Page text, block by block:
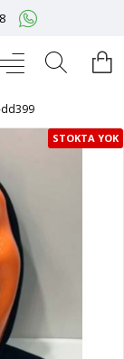
STOKTA YOK